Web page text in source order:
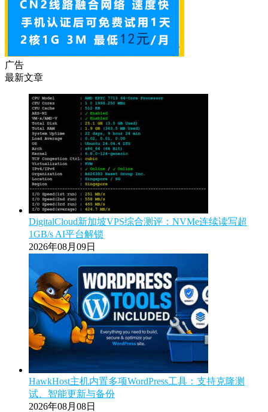
广告
最新文章
DigitalCloud新加坡VPS综合测评：NVMe连续读写超
1GB/s AI平台解锁
2026年08月09日
HawkHost主机内置多项WordPress工具：支持克隆测
试、智能更新与备份
2026年08月08日